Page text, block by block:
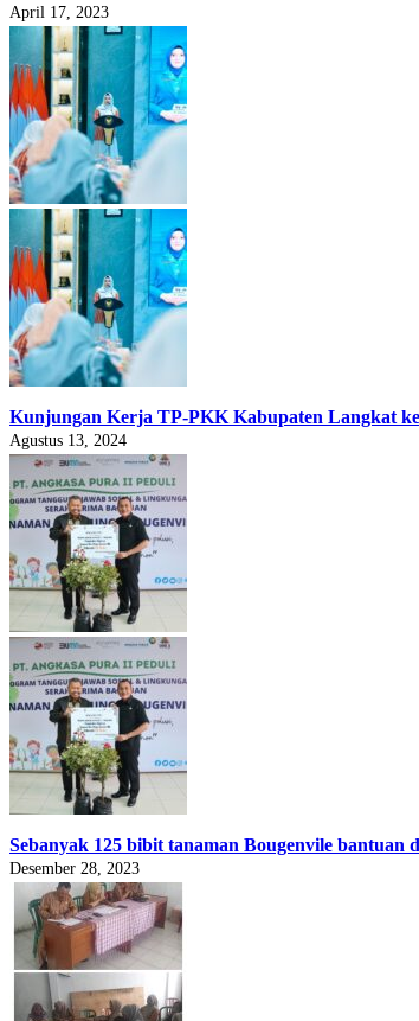
April 17, 2023
Kunjungan Kerja TP-PKK Kabupaten Langkat
Agustus 13, 2024
Sebanyak 125 bibit tanaman Bougenvile
Desember 28, 2023